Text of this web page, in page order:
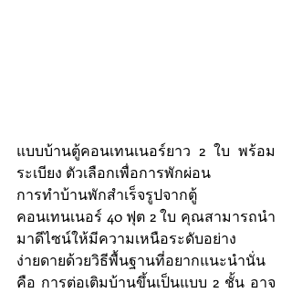
แบบบ้านตู้คอนเทนเนอร์ยาว 2 ใบ พร้อม
ระเบียง ตัวเลือกเพื่อการพักผ่อน
การทำบ้านพักสำเร็จรูปจากตู้
คอนเทนเนอร์ 40 ฟุต 2 ใบ คุณสามารถนำ
มาดีไซน์ให้มีความเหนือระดับอย่าง
ง่ายดายด้วยวิธีพื้นฐานที่อยากแนะนำนั่น
คือ การต่อเติมบ้านขึ้นเป็นแบบ 2 ชั้น อาจ